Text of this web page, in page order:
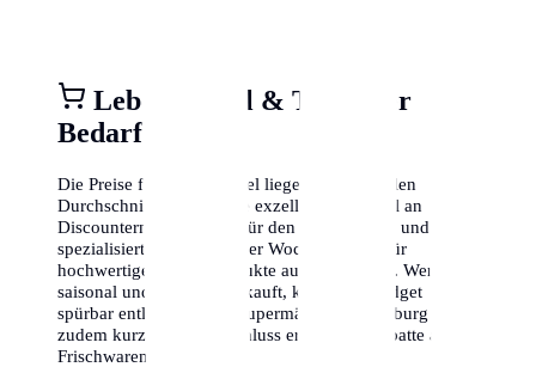
Lebensmittel & Täglicher
Bedarf
Die Preise für Lebensmittel liegen im nationalen
Durchschnitt. Es gibt eine exzellente Auswahl an
Discountern (Aldi, Lidl) für den Grundbedarf und
spezialisierte Bioläden oder Wochenmärkte für
hochwertige frische Produkte aus der Region. Wer
saisonal und regional einkauft, kann sein Budget
spürbar entlasten. Viele Supermärkte in Augsburg bieten
zudem kurz vor Ladenschluss erhebliche Rabatte auf
Frischwaren an.